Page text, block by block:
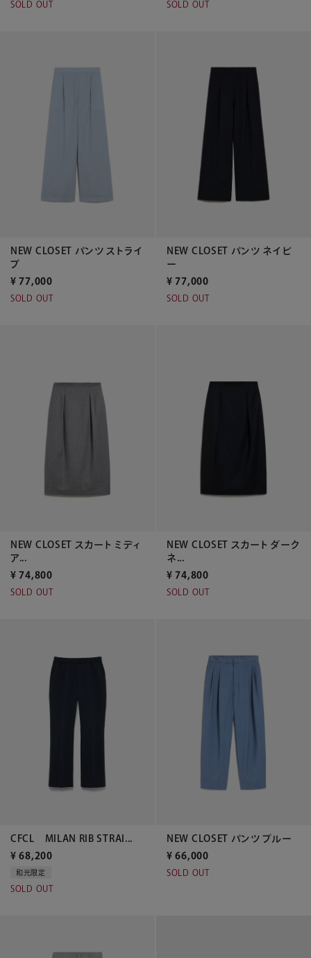
SOLD OUT SOLD OUT
NEW CLOSET パンツ ストライ
プ
¥ 77,000
SOLD OUT
NEW CLOSET パンツ ネイビ
ー
¥ 77,000
SOLD OUT
NEW CLOSET スカート ミディ
ア...
¥ 74,800
SOLD OUT
NEW CLOSET スカート ダーク
ネ...
¥ 74,800
SOLD OUT
CFCL MILAN RIB STRAI...
¥ 68,200
和光限定
SOLD OUT
NEW CLOSET パンツ ブルー
¥ 66,000
SOLD OUT